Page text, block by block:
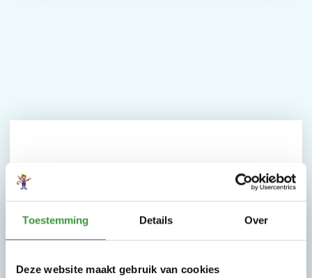
Toestemming Details Over
Deze website maakt gebruik van cookies
7 dagen per week geopend
VIP feestjes